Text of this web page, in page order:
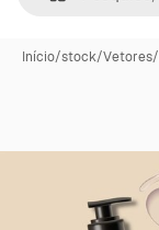
Início/stock/Vetores/